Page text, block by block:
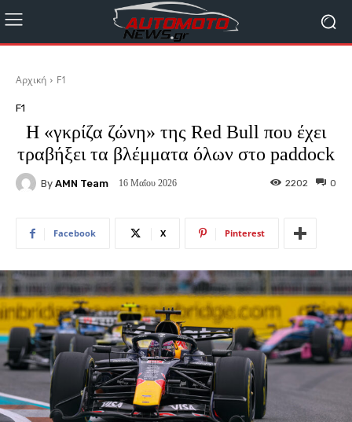
Αρχική F1
F1
Η «γκρίζα ζώνη» της Red Bull που έχει
τραβήξει τα βλέμματα όλων στο paddock
By AMN Team 16 Μαΐου 2026 0
2202
Facebook X Pinterest